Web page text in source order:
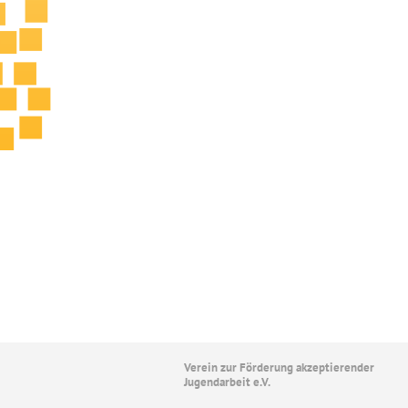
Verein zur Förderung akzeptierender
Jugendarbeit e.V.